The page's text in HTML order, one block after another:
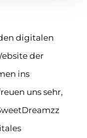
digitalen
der
ins
uns sehr,